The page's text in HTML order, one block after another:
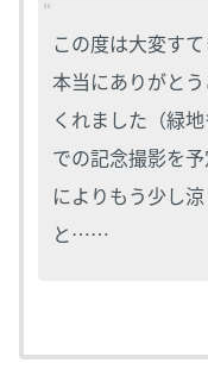
この度は大変す
本当にありがと
くれました（緑
での記念撮影を
によりもう少し
と……